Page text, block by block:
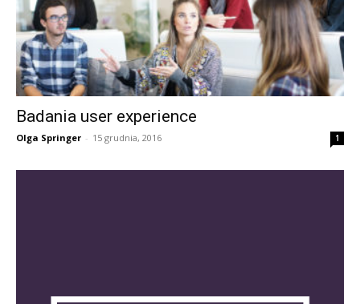
Badania user experience
Olga Springer - 15 grudnia, 2016 1